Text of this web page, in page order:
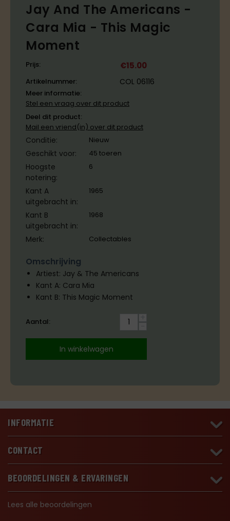
Jay And The Americans -
Cara Mia - This Magic
Moment
Prijs: €15.00
Artikelnummer: COL 06116
Meer informatie:
Stel een vraag over dit product
Deel dit product:
Mail een vriend(in) over dit product
Conditie: Nieuw
Geschikt voor: 45 toeren
Hoogste
notering:
6
Kant A
uitgebracht in:
1965
Kant B
uitgebracht in:
1968
Merk: Collectables
Omschrijving
Artiest: Jay & The Americans
Kant A: Cara Mia
Kant B: This Magic Moment
Aantal: +
−
In winkelwagen
INFORMATIE
CONTACT
BEOORDELINGEN & ERVARINGEN
Lees alle beoordelingen